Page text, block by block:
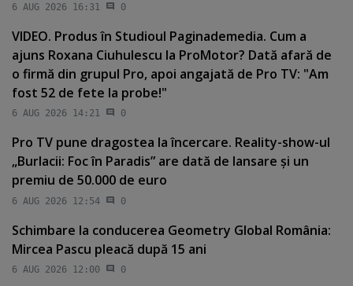
6 AUG 2026 16:31 0
VIDEO. Produs în Studioul Paginademedia. Cum a
ajuns Roxana Ciuhulescu la ProMotor? Dată afară de
o firmă din grupul Pro, apoi angajată de Pro TV: "Am
fost 52 de fete la probe!"
6 AUG 2026 14:21 0
Pro TV pune dragostea la încercare. Reality-show-ul
„Burlacii: Foc în Paradis” are dată de lansare şi un
premiu de 50.000 de euro
6 AUG 2026 12:54 0
Schimbare la conducerea Geometry Global România:
Mircea Pascu pleacă după 15 ani
6 AUG 2026 12:00 0